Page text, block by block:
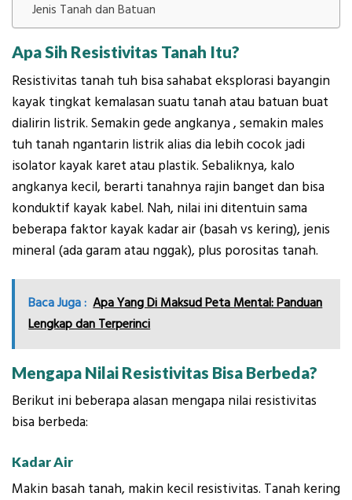
Jenis Tanah dan Batuan
Apa Sih Resistivitas Tanah Itu?
Resistivitas tanah tuh bisa sahabat eksplorasi bayangin
kayak tingkat kemalasansuatu tanah atau batuan buat
dialirin listrik. Semakin gede angkanya , semakin males
tuh tanah ngantarin listrik alias dia lebih cocok jadi
isolator kayak karet atau plastik. Sebaliknya, kalo
angkanya kecil, berarti tanahnya rajin banget dan bisa
konduktif kayak kabel. Nah, nilai ini ditentuin sama
beberapa faktor kayak kadar air (basah vs kering), jenis
mineral (ada garam atau nggak), plus porositas tanah.
Baca Juga : Apa Yang Di Maksud Peta Mental: Panduan
Lengkap dan Terperinci
Mengapa Nilai Resistivitas Bisa Berbeda?
Berikut ini beberapa alasan mengapa nilai resistivitas
bisa berbeda:
Kadar Air
Makin basah tanah, makin kecil resistivitas. Tanah kering